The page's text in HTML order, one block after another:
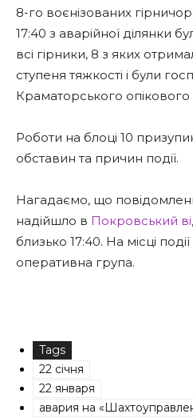
8-го воєнізованих
17:40 з аварійної ділянки
всі гірники, 8 з яких
ступеня тяжкості і були
Краматорського опікового
Роботи на блоці 10
обставин та причин події.
Нагадаємо, що
надійшло в Покровський
близько 17:40. На місці
оперативна група.
Tags
22 січня
22 января
авария на